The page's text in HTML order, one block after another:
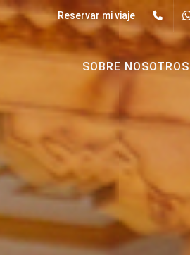
Reservar mi viaje
SOBRE NOSOTROS